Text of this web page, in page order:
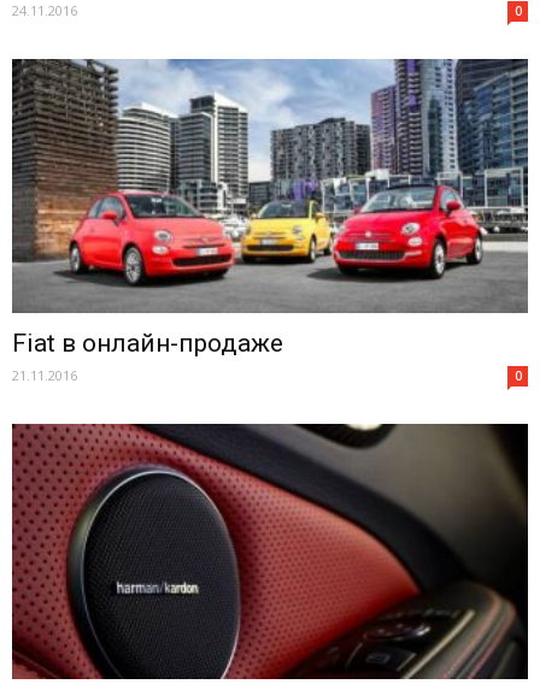
24.11.2016 0
Fiat в онлайн-продаже
21.11.2016 0